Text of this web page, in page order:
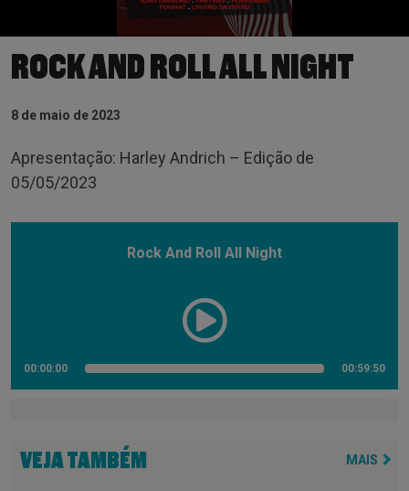
ROCK AND ROLL ALL NIGHT
8 de maio de 2023
Apresentação: Harley Andrich – Edição de
05/05/2023
Rock And Roll All Night
00:00:00 00:59:50
VEJA TAMBÉM MAIS